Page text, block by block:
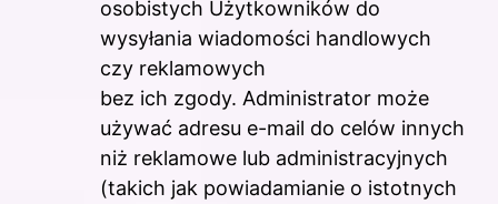
osobistych Użytkowników do
wysyłania wiadomości handlowych
czy reklamowych
bez ich zgody. Administrator może
używać adresu e-mail do celów innych
niż reklamowe lub administracyjnych
(takich jak powiadamianie o istotnych